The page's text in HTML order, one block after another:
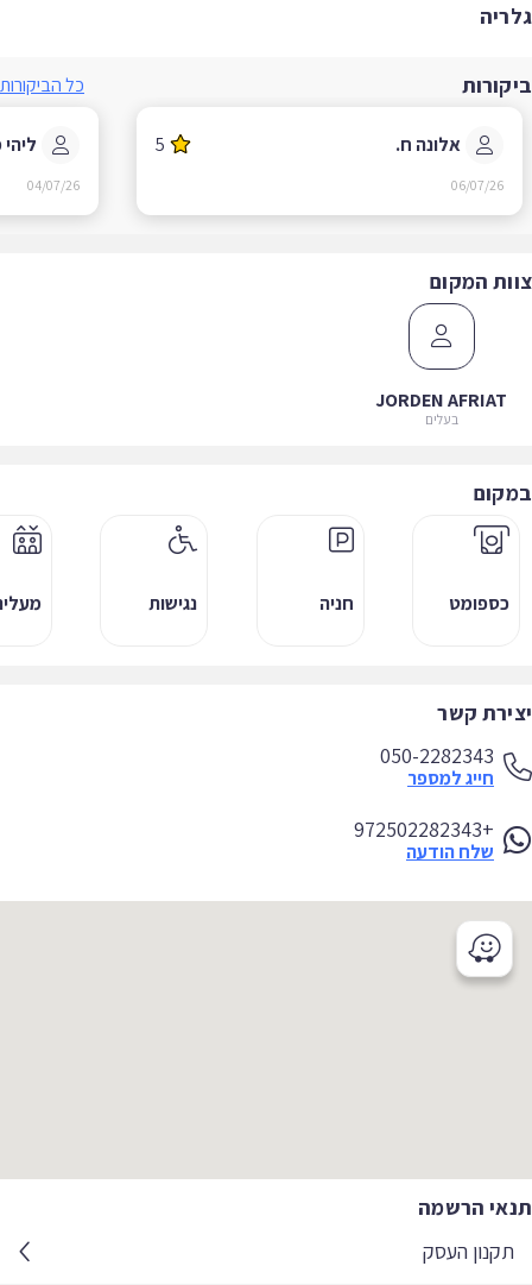
כל הביקורות
אלונה ח. 5
06/07/26
ליהי מ.
04/07/26
המקום
JORDEN AFRIAT
בעלים
כספומט חניה נגישות מעלית
קשר
050-2282343
חייג למספר
+972502282343
שלח הודעה
הרשמה
תקנון העסק